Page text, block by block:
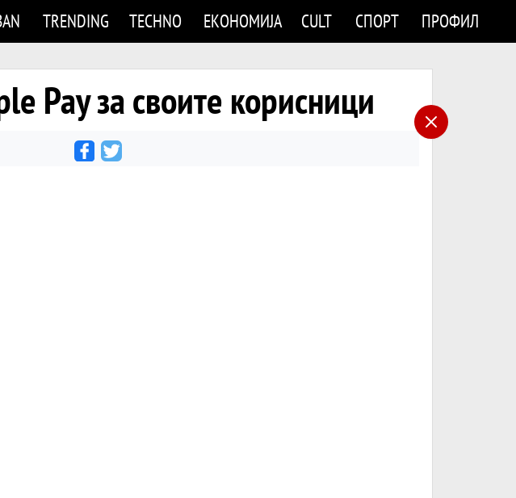
TRENDING TECHNO ЕКОНОМИЈА CULT СПОРТ ПРОФИЛ
Pay за своите корисници